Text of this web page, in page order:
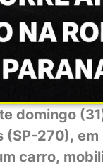
domingo
(SP-270),
carro,